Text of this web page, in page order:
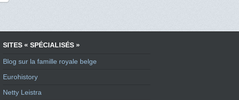
SITES « SPÉCIALISÉS »
Blog sur la famille royale belge
Eurohistory
Netty Leistra